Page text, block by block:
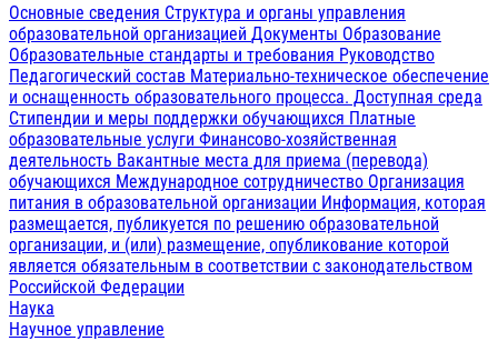
Основные сведения Структура и органы управления
образовательной организацией Документы Образование
Образовательные стандарты и требования Руководство
Педагогический состав Материально-техническое обеспечение
и оснащенность образовательного процесса. Доступная среда
Стипендии и меры поддержки обучающихся Платные
образовательные услуги Финансово-хозяйственная
деятельность Вакантные места для приема (перевода)
обучающихся Международное сотрудничество Организация
питания в образовательной организации Информация, которая
размещается, публикуется по решению образовательной
организации, и (или) размещение, опубликование которой
является обязательным в соответствии с законодательством
Российской Федерации
Наука
Научное управление